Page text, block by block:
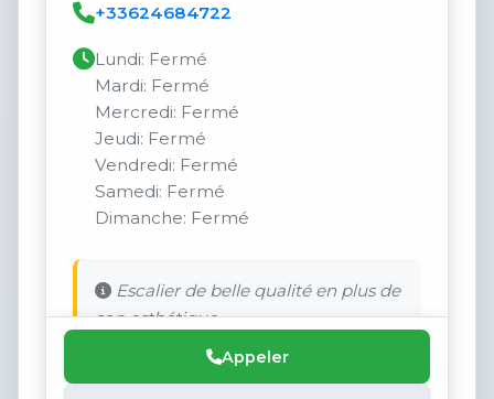
+33624684722
Lundi: Fermé
Mardi: Fermé
Mercredi: Fermé
Jeudi: Fermé
Vendredi: Fermé
Samedi: Fermé
Dimanche: Fermé
Escalier de belle qualité en plus de
son esthétique.
Appeler